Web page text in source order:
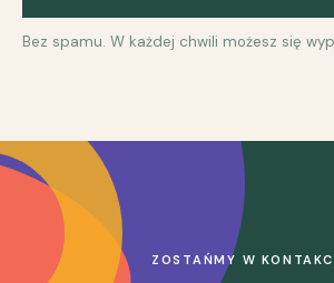
Bez spamu. W każdej chwili możesz się
ZOSTAŃMY W